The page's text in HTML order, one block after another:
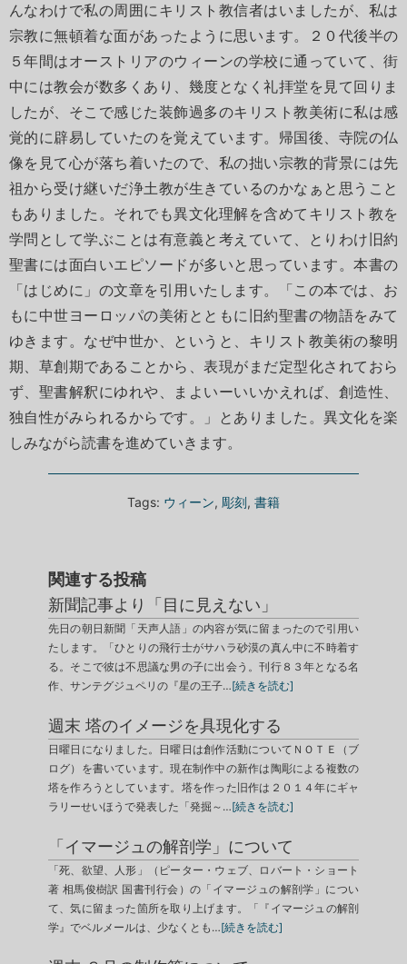
んなわけで私の周囲にキリスト教信者はいましたが、私は
宗教に無頓着な面があったように思います。２０代後半の
５年間はオーストリアのウィーンの学校に通っていて、街
中には教会が数多くあり、幾度となく礼拝堂を見て回りま
したが、そこで感じた装飾過多のキリスト教美術に私は感
覚的に辟易していたのを覚えています。帰国後、寺院の仏
像を見て心が落ち着いたので、私の拙い宗教的背景には先
祖から受け継いだ浄土教が生きているのかなぁと思うこと
もありました。それでも異文化理解を含めてキリスト教を
学問として学ぶことは有意義と考えていて、とりわけ旧約
聖書には面白いエピソードが多いと思っています。本書の
「はじめに」の文章を引用いたします。「この本では、お
もに中世ヨーロッパの美術とともに旧約聖書の物語をみて
ゆきます。なぜ中世か、というと、キリスト教美術の黎明
期、草創期であることから、表現がまだ定型化されておら
ず、聖書解釈にゆれや、まよいーいいかえれば、創造性、
独自性がみられるからです。」とありました。異文化を楽
しみながら読書を進めていきます。
Tags: ウィーン, 彫刻, 書籍
関連する投稿
新聞記事より「目に見えない」
先日の朝日新聞「天声人語」の内容が気に留まったので引用い
たします。「ひとりの飛行士がサハラ砂漠の真ん中に不時着す
る。そこで彼は不思議な男の子に出会う。刊行８３年となる名
作、サンテグジュペリの『星の王子…[続きを読む]
週末 塔のイメージを具現化する
日曜日になりました。日曜日は創作活動についてＮＯＴＥ（ブ
ログ）を書いています。現在制作中の新作は陶彫による複数の
塔を作ろうとしています。塔を作った旧作は２０１４年にギャ
ラリーせいほうで発表した「発掘～…[続きを読む]
「イマージュの解剖学」について
「死、欲望、人形」（ピーター・ウェブ、ロバート・ショート
著 相馬俊樹訳 国書刊行会）の「イマージュの解剖学」につい
て、気に留まった箇所を取り上げます。「『イマージュの解剖
学』でベルメールは、少なくとも…[続きを読む]